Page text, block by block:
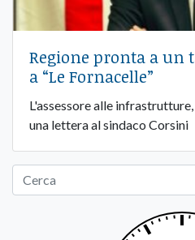
Regione pronta a un
a “Le Fornacelle”
L'assessore alle
una lettera al sindaco Corsini